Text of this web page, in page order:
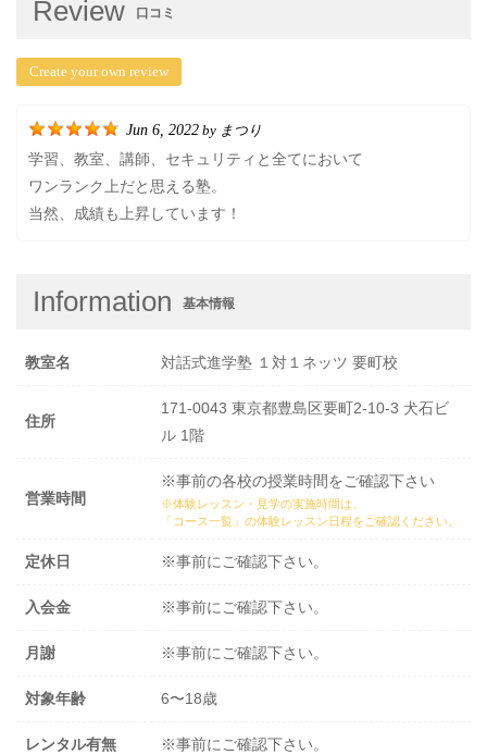
Review 口コミ
Create your own review
Jun 6, 2022 by まつり
学習、教室、講師、セキュリティと全てにおいて
ワンランク上だと思える塾。
当然、成績も上昇しています！
Information 基本情報
教室名 対話式進学塾 １対１ネッツ 要町校
住所
171-0043 東京都豊島区要町2-10-3 犬石ビ
ル 1階
営業時間
※事前の各校の授業時間をご確認下さい
※体験レッスン・見学の実施時間は、
「コース一覧」の体験レッスン日程をご確認ください。
定休日 ※事前にご確認下さい。
入会金 ※事前にご確認下さい。
月謝 ※事前にご確認下さい。
対象年齢 6〜18歳
レンタル有無 ※事前にご確認下さい。